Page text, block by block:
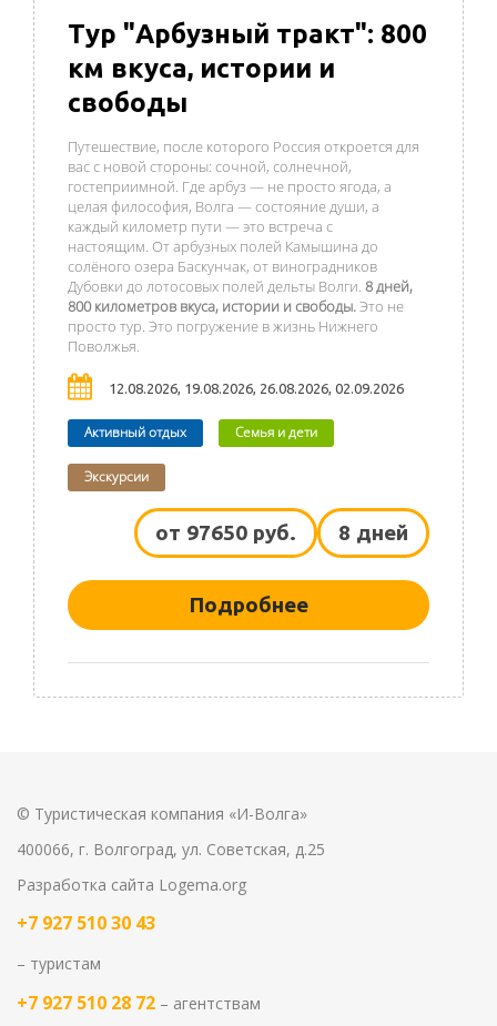
Тур "Арбузный тракт": 800
км вкуса, истории и
свободы
Путешествие, после которого Россия откроется для
вас с новой стороны: сочной, солнечной,
гостеприимной. Гдеарбуз — не просто ягода, а
целая философия, Волга — состояние души, а
каждый километр пути — это встреча с
настоящим. От арбузных полей Камышина до
солёного озера Баскунчак, от виноградников
Дубовки до лотосовых полей дельты Волги. 8 дней,
800 километров вкуса, истории и свободы.Это не
просто тур. Это погружение в жизнь Нижнего
Поволжья.
12.08.2026, 19.08.2026, 26.08.2026, 02.09.2026
Активный отдых Семья и дети
Экскурсии
8 дней
от 97650 руб.
Подробнее
© Туристическая компания «И-Волга»
400066, г. Волгоград, ул. Советская, д.25
Разработка сайта Logema.org
+7 927 510 30 43
– туристам
+7 927 510 28 72 – агентствам